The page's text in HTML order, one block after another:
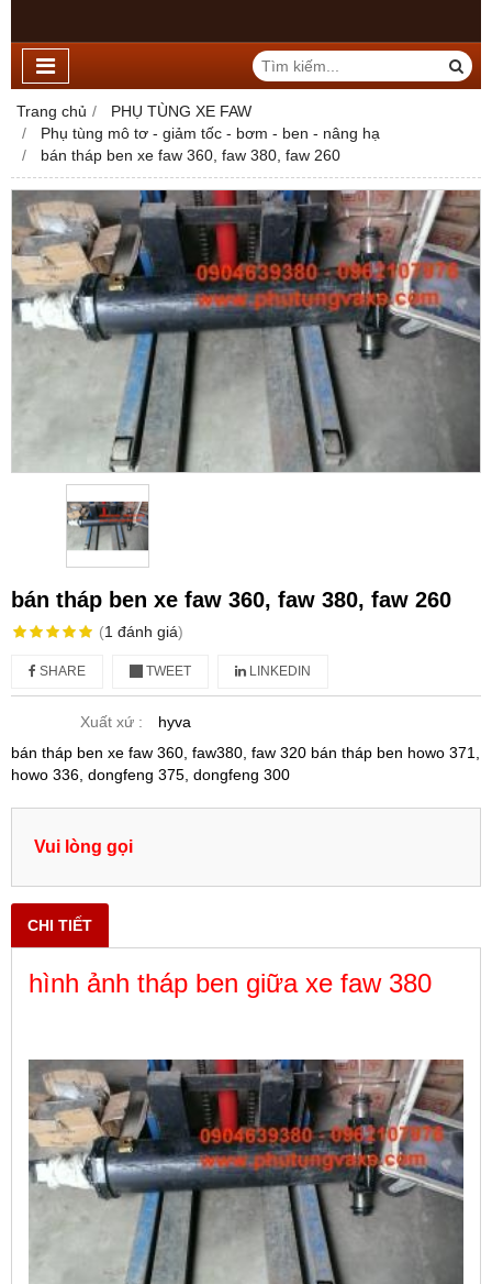
Trang chủ
PHỤ TÙNG XE FAW
Phụ tùng mô tơ - giảm tốc - bơm - ben - nâng hạ
bán tháp ben xe faw 360, faw 380, faw 260
bán tháp ben xe faw 360, faw 380, faw 260
(1 đánh giá)
SHARE TWEET LINKEDIN
Xuất xứ :
hyva
bán tháp ben xe faw 360, faw380, faw 320 bán tháp ben howo 371,
howo 336, dongfeng 375, dongfeng 300
Vui lòng gọi
CHI TIẾT
hình ảnh tháp ben giữa xe faw 380